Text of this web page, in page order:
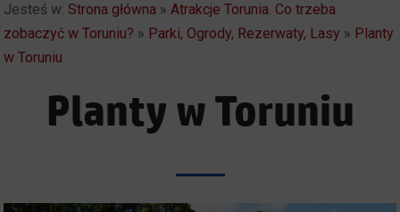
Jesteś w: Strona główna »Atrakcje Torunia. Co trzeba
zobaczyć w Toruniu? » Parki, Ogrody, Rezerwaty, Lasy » Planty
w Toruniu
Planty w Toruniu